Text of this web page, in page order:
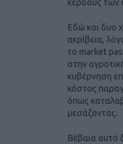
Εδώ και δυο
ακρίβεια,
το market
στην
κυβέρνηση
κόστος
όπως
μεσάζοντας.
Βέβαια αυτό